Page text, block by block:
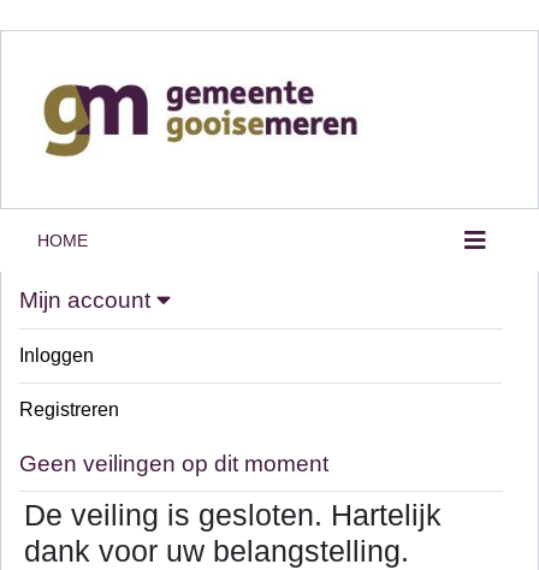
HOME
Mijn account
Inloggen
Registreren
Geen veilingen op dit moment
De veiling is gesloten. Hartelijk
dank voor uw belangstelling.